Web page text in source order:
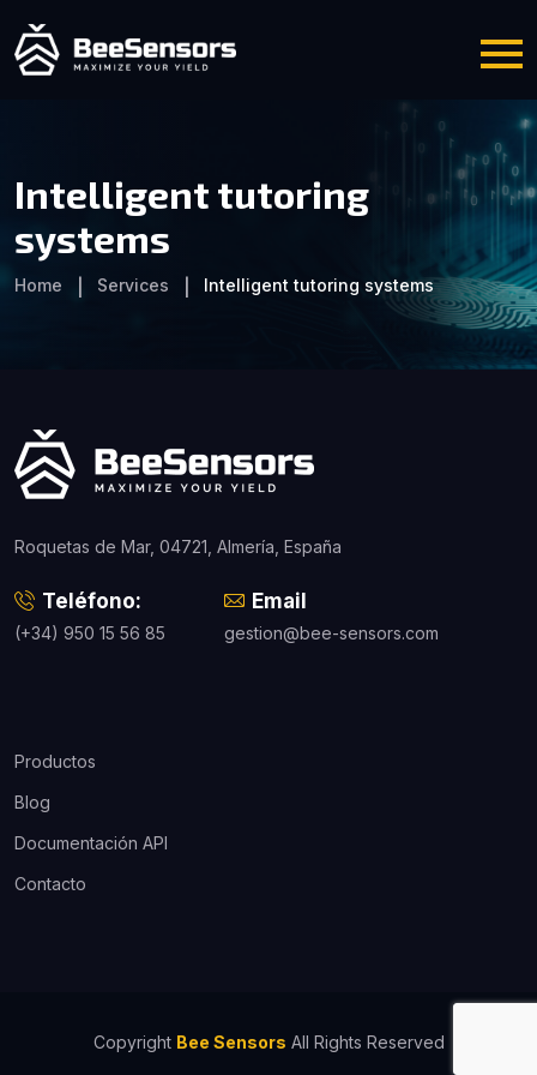
Intelligent tutoring
systems
Home Services Intelligent tutoring systems
Roquetas de Mar, 04721, Almería, España
Teléfono:
(+34) 950 15 56 85
Email
gestion@bee-sensors.com
Productos
Blog
Documentación API
Contacto
Copyright Bee Sensors All Rights Reserved